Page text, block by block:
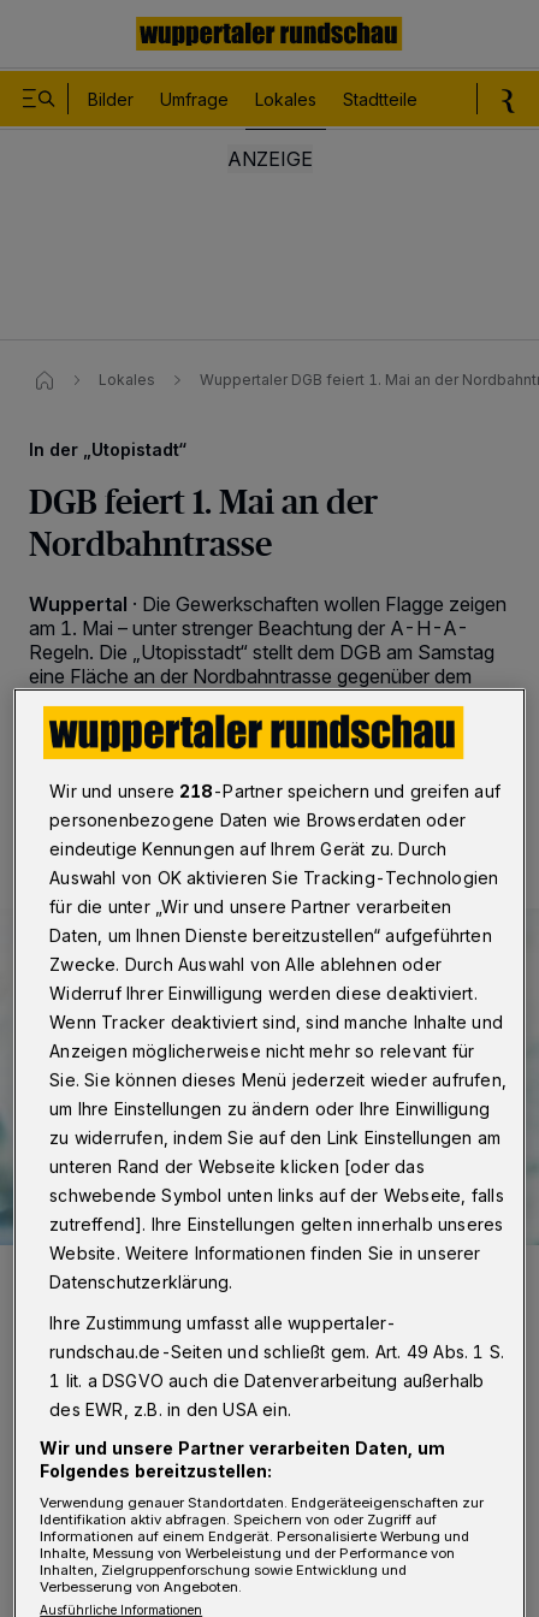
Bilder Umfrage Lokales Stadtteile
Lokales Wuppertaler DGB feiert 1. Mai an der
In der „Utopistadt“
DGB feiert 1. Mai an der
Nordbahntrasse
Wuppertal · Die Gewerkschaften wollen Flagge zeigen
am 1. Mai – unter strenger Beachtung der A-H-A-
Regeln. Die „Utopisstadt“ stellt dem DGB am Samstag
eine Fläche an der Nordbahntrasse gegenüber dem
Bahnhof Mirke zur Verfügung.
28.04.2021 , 16:05 Uhr 2 Minuten Lesezeit
D ort sind die Gewerkschaften im DGB ab
liegen Materialien zum Lesen und Mitnehmen
aus, den Bahnhof schmücken Fahnen und ein
Transparent mit dem diesjährigen Mai-Motto
Wir und unsere 218-Partner speichern und greifen auf
personenbezogene Daten wie Browserdaten oder
eindeutige Kennungen auf Ihrem Gerät zu. Durch
Auswahl von OK aktivieren Sie Tracking-Technologien
für die unter „Wir und unsere Partner verarbeiten
Daten, um Ihnen Dienste bereitzustellen“ aufgeführten
Zwecke. Durch Auswahl von Alle ablehnen oder
Widerruf Ihrer Einwilligung werden diese deaktiviert.
Wenn Tracker deaktiviert sind, sind manche Inhalte und
Anzeigen möglicherweise nicht mehr so relevant für
Sie. Sie können dieses Menü jederzeit wieder aufrufen,
um Ihre Einstellungen zu ändern oder Ihre Einwilligung
zu widerrufen, indem Sie auf den Link Einstellungen am
unteren Rand der Webseite klicken [oder das
schwebende Symbol unten links auf der Webseite, falls
zutreffend]. Ihre Einstellungen gelten innerhalb unseres
Website. Weitere Informationen finden Sie in unserer
Datenschutzerklärung.
Ihre Zustimmung umfasst alle wuppertaler-
rundschau.de-Seiten und schließt gem. Art. 49 Abs. 1 S.
1 lit. a DSGVO auch die Datenverarbeitung außerhalb
des EWR, z.B. in den USA ein.
Wir und unsere Partner verarbeiten Daten, um
Folgendes bereitzustellen:
Verwendung genauer Standortdaten. Endgeräteeigenschaften zur
Identifikation aktiv abfragen. Speichern von oder Zugriff auf
Informationen auf einem Endgerät. Personalisierte Werbung und
Inhalte, Messung von Werbeleistung und der Performance von
Inhalten, Zielgruppenforschung sowie Entwicklung und
Verbesserung von Angeboten.
Ausführliche Informationen